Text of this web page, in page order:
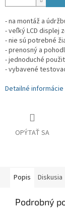
- na montáž a
- veľký LCD displej
- nie sú potrebné
- prenosný a
- jednoduché
- vybavené
Detailné informácie
OPÝTAŤ SA
Popis Diskusia
Podrobný